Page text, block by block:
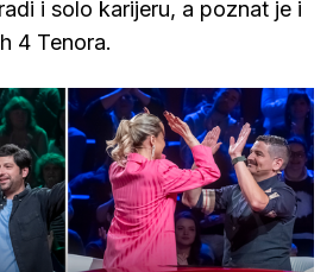
i solo karijeru, a poznat je i
4 Tenora.